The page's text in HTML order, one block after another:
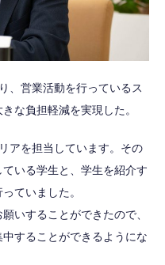
、営業活動を行っているス
な負担軽減を実現した。
アを担当しています。その
いる学生と、学生を紹介す
ていました。
いすることができたので、
することができるようにな